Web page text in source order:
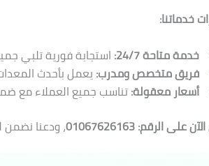
خدماتنا:
خدمة متاحة 24/7:
استجابة فورية تلبي
فريق متخصص ومدرب: يعمل بأحدث
أسعار معقولة:تناسب جميع العملاء مع
على الرقم:01067626163، ودعنا نضمن